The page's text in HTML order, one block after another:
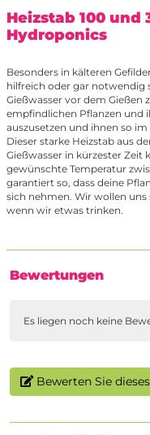
Heizstab 100 und
Hydroponics
Besonders in kälteren
hilfreich oder gar notwendig
Gießwasser vor dem Gießen
empfindlichen Pflanzen und
auszusetzen und ihnen so
Dieser starke Heizstab aus
Gießwasser in kürzester Zeit
gewünschte Temperatur
garantiert so, dass deine
sich nehmen. Wir wollen
wenn wir etwas trinken.
Bewertungen
Es liegen noch keine
Bewerten Sie